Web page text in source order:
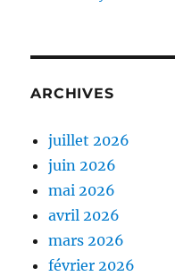
ARCHIVES
juillet 2026
juin 2026
mai 2026
avril 2026
mars 2026
février 2026